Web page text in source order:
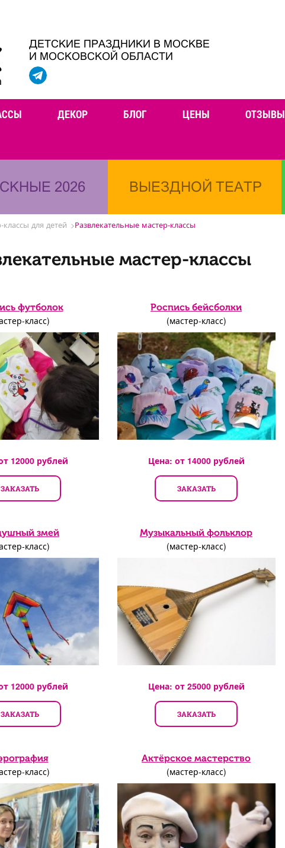
ДЕТСКИЕ ПРАЗДНИКИ В МОСКВЕ
И МОСКОВСКОЙ ОБЛАСТИ
ДЕКОР БЛОГ ЦЕНЫ ОТЗЫВЫ
2026 ВЫЕЗДНОЙ ТЕАТР
для детей Развлекательные мастер-классы
мастер-классы
футболок
класс)
12000рублей
ЗАКАЗАТЬ
Роспись бейсболки
(мастер-класс)
Цена: от 14000рублей
ЗАКАЗАТЬ
змей
класс)
12000рублей
ЗАКАЗАТЬ
Музыкальный фольклор
(мастер-класс)
Цена: от 25000рублей
ЗАКАЗАТЬ
класс)
Актёрское мастерство
(мастер-класс)